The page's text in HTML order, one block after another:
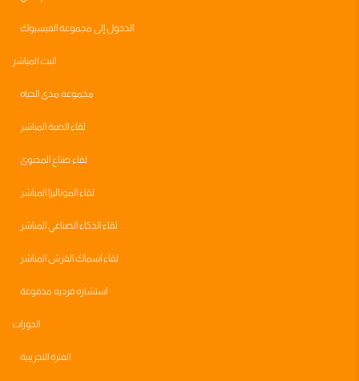
الدخول إلى مجموعة الفيسبوك
البث المباشر
مجموعه مدى الحياه
لقاء الصبة المباشر
لقاء صناع المحتوى
لقاء الموناليزا المباشر
لقاء الذكاء الصناعي المباشر
لقاء اسماك القرش المباشر
استشاره فرديه مدفوعة
الدورات
الفترة التجريبية